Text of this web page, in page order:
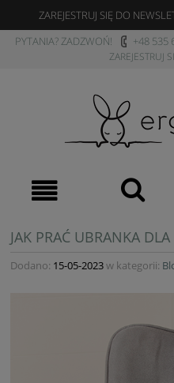
ZAREJESTRUJ SIĘ DO
PYTANIA? ZADZWOŃ!
+48 535
ZAREJESTRUJ
JAK PRAĆ UBRANKA
Dodano: 15-05-2023w kategorii: